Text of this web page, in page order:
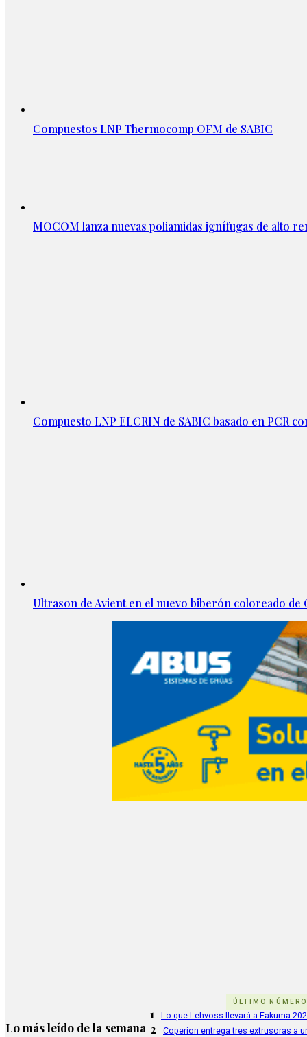
Compuestos LNP Thermocomp OFM de SABIC
MOCOM lanza nuevas poliamidas ignífugas de alto
Compuesto LNP ELCRIN de SABIC basado en PCR
Ultrason de Avient en el nuevo biberón coloreado de
ÚLTIMO NÚMERO
Lo más leído de la semana
1 Lo que Lehvoss llevará a Fakuma
2 Coperion entrega tres extrusoras a